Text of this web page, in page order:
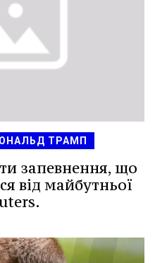
ТРАМП
запевнення, що
від майбутньої